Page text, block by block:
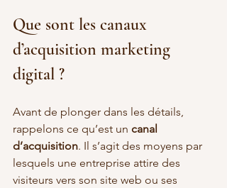
Que sont les canaux
d’acquisition marketing
digital ?
Avant de plonger dans les détails,
rappelons ce qu’est un canal
d’acquisition. Il s’agit des moyens par
lesquels une entreprise attire des
visiteurs vers son site web ou ses